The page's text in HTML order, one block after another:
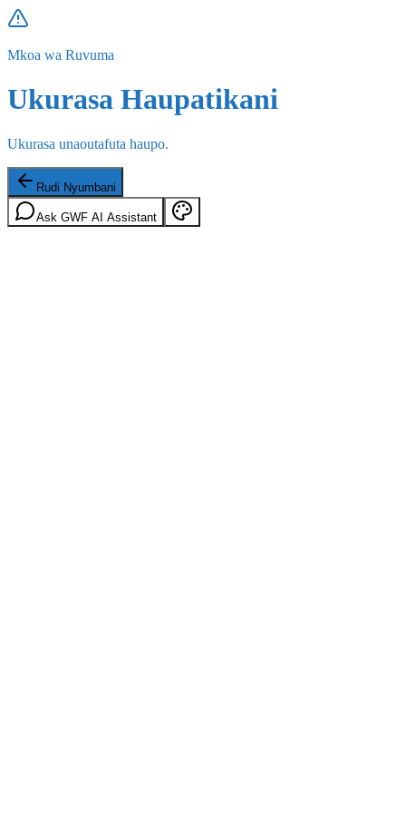
Mkoa wa Ruvuma
Ukurasa Haupatikani
Ukurasa unaoutafuta haupo.
Rudi Nyumbani
Ask GWF AI Assistant